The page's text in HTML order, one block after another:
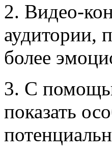
2. Видео-
аудитории,
более
3. С
показать